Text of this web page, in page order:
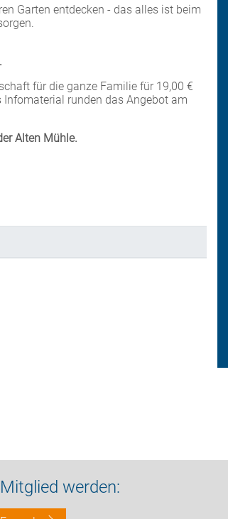
Garten entdecken - das alles ist beim
für die ganze Familie für 19,00 €
Infomaterial runden das Angebot am
Alten Mühle.
werden: